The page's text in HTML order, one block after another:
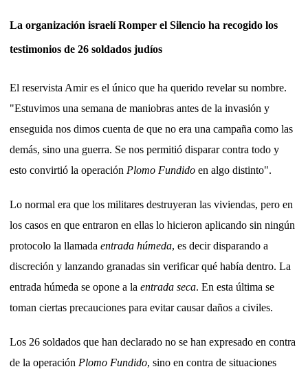
La organización israelí Romper el Silencio ha recogido los
testimonios de 26 soldados judíos
El reservista Amir es el único que ha querido revelar su nombre.
"Estuvimos una semana de maniobras antes de la invasión y
enseguida nos dimos cuenta de que no era una campaña como las
demás, sino una guerra. Se nos permitió disparar contra todo y
esto convirtió la operación Plomo Fundido en algo distinto".
Lo normal era que los militares destruyeran las viviendas, pero en
los casos en que entraron en ellas lo hicieron aplicando sin ningún
protocolo la llamada entrada húmeda, es decir disparando a
discreción y lanzando granadas sin verificar qué había dentro. La
entrada húmeda se opone a la entrada seca. En esta última se
toman ciertas precauciones para evitar causar daños a civiles.
Los 26 soldados que han declarado no se han expresado en contra
de la operación Plomo Fundido, sino en contra de situaciones